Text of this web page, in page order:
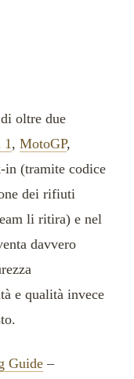
oltre due
, MotoGP,
(tramite codice
dei rifiuti
li ritira) e nel
davvero
e qualità invece
Guide –